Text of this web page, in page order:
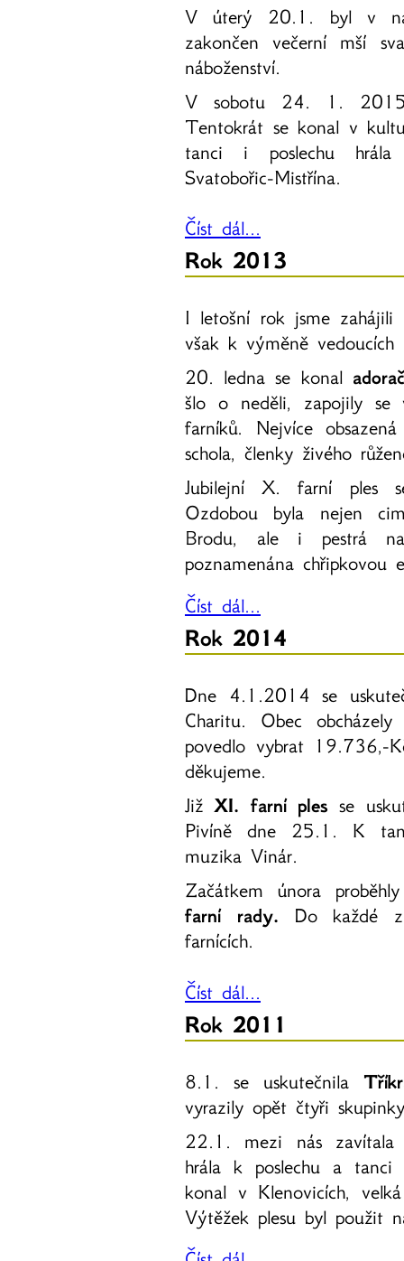
V úterý 20.1. byl v
zakončen večerní mší
náboženství.
V sobotu 24. 1.
Tentokrát se konal v
tanci i poslechu hrála
Svatobořic-Mistřína.
Číst dál...
Rok 2013
I letošní rok jsme zahájili
však k výměně
20. ledna se konal
šlo o neděli, zapojily se
farníků. Nejvíce
schola, členky živého
Jubilejní X. farní ples
Ozdobou byla nejen
Brodu, ale i pestrá
poznamenána chřipkovou
Číst dál...
Rok 2014
Dne 4.1.2014 se
Charitu. Obec
povedlo vybrat 19.736,-
děkujeme.
Již XI. farní plesse
Pivíně dne 25.1. K
muzika Vinár.
Začátkem února
farní rady. Do každé
farnících.
Číst dál...
Rok 2011
8.1. se uskutečnila
vyrazily opět čtyři
22.1. mezi nás zavítala
hrála k poslechu a
konal v Klenovicích,
Výtěžek plesu byl použit